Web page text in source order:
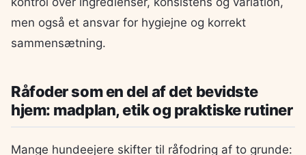
men også et ansvar for hygiejne og korrekt
sammensætning.
Råfoder som en del af det bevidste
hjem: madplan, etik og praktiske rutiner
Mange hundeejere skifter til råfodring af to grunde: